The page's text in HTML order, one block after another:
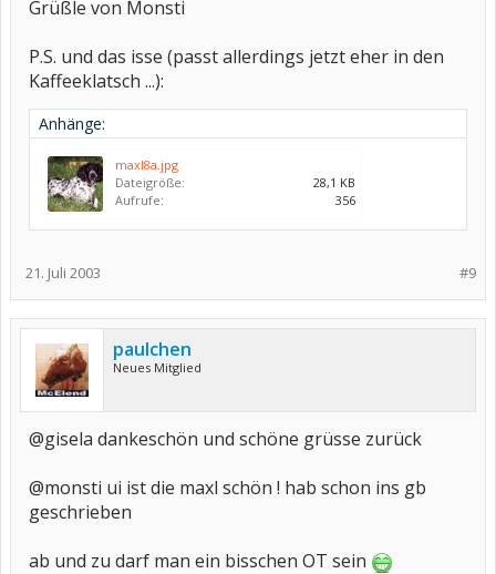
Grüßle von Monsti
P.S. und das isse (passt allerdings jetzt eher in den
Kaffeeklatsch ...):
Anhänge:
maxl8a.jpg
Dateigröße:
28,1 KB
Aufrufe:
356
#9
21. Juli 2003
paulchen
Neues Mitglied
@gisela dankeschön und schöne grüsse zurück
@monsti ui ist die maxl schön ! hab schon ins gb
geschrieben
ab und zu darf man ein bisschen OT sein